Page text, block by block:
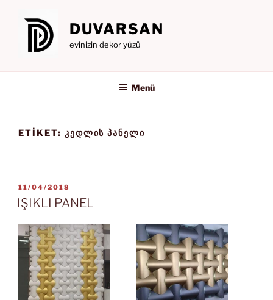
DUVARSAN
evinizin dekor yüzü
Menü
ETIKET: ᲙᲔᲓᲚᲘᲡ ᲞᲐᲜᲔᲚᲘ
YAYIM
TARIHI
11/04/2018
IŞIKLI PANEL